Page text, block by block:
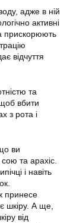
адже в ній
активні
прискорюють
відчуття
та
вбити
з рота і
ви
сою та арахіс.
і навіть
принесе
шкіру. А ще,
від